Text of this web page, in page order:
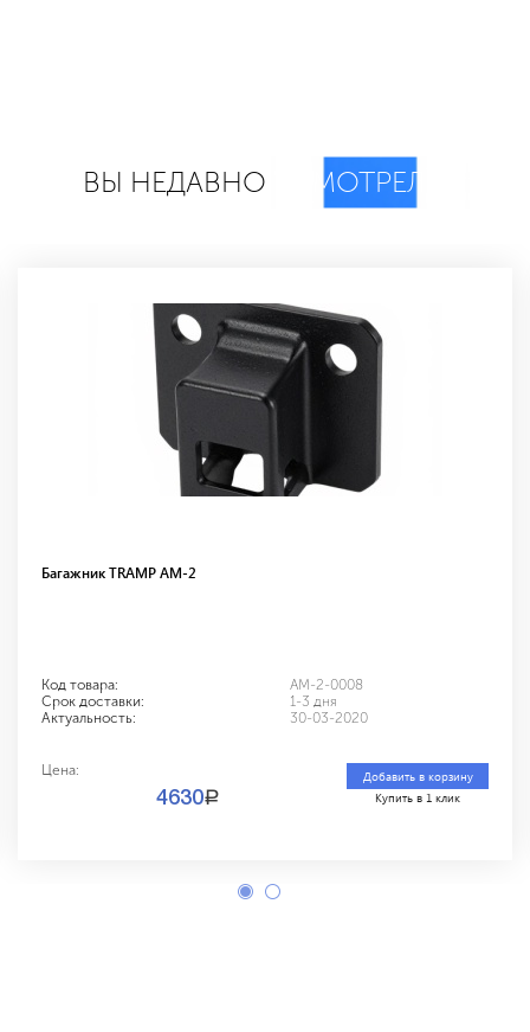
ВЫ НЕДАВНО СМОТРЕЛИ
Багажник TRAMP AM-2
Код товара:
AM-2-0008
Срок доставки:
1-3 дня
Актуальность:
30-03-2020
Цена:
4630a
Добавить в корзину
Купить в 1 клик